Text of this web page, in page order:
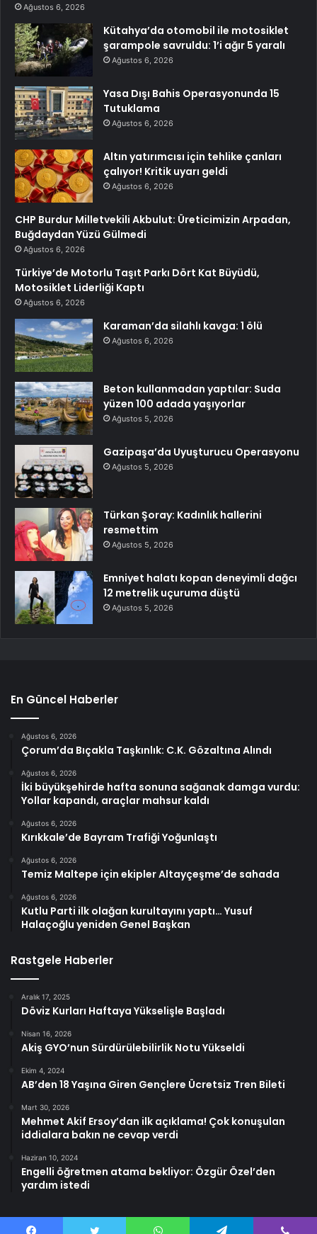
Ağustos 6, 2026
Kütahya’da otomobil ile motosiklet
şarampole savruldu: 1’i ağır 5 yaralı
Ağustos 6, 2026
Yasa Dışı Bahis Operasyonunda 15
Tutuklama
Ağustos 6, 2026
Altın yatırımcısı için tehlike çanları
çalıyor! Kritik uyarı geldi
Ağustos 6, 2026
CHP Burdur Milletvekili Akbulut: Üreticimizin Arpadan,
Buğdaydan Yüzü Gülmedi
Ağustos 6, 2026
Türkiye’de Motorlu Taşıt Parkı Dört Kat Büyüdü,
Motosiklet Liderliği Kaptı
Ağustos 6, 2026
Karaman’da silahlı kavga: 1 ölü
Ağustos 6, 2026
Beton kullanmadan yaptılar: Suda
yüzen 100 adada yaşıyorlar
Ağustos 5, 2026
Gazipaşa’da Uyuşturucu Operasyonu
Ağustos 5, 2026
Türkan Şoray: Kadınlık hallerini
resmettim
Ağustos 5, 2026
Emniyet halatı kopan deneyimli dağcı
12 metrelik uçuruma düştü
Ağustos 5, 2026
En Güncel Haberler
Ağustos 6, 2026
Çorum’da Bıçakla Taşkınlık: C.K. Gözaltına Alındı
Ağustos 6, 2026
İki büyükşehirde hafta sonuna sağanak damga vurdu:
Yollar kapandı, araçlar mahsur kaldı
Ağustos 6, 2026
Kırıkkale’de Bayram Trafiği Yoğunlaştı
Ağustos 6, 2026
Temiz Maltepe için ekipler Altayçeşme’de sahada
Ağustos 6, 2026
Kutlu Parti ilk olağan kurultayını yaptı… Yusuf
Halaçoğlu yeniden Genel Başkan
Rastgele Haberler
Aralık 17, 2025
Döviz Kurları Haftaya Yükselişle Başladı
Nisan 16, 2026
Akiş GYO’nun Sürdürülebilirlik Notu Yükseldi
Ekim 4, 2024
AB’den 18 Yaşına Giren Gençlere Ücretsiz Tren Bileti
Mart 30, 2026
Mehmet Akif Ersoy’dan ilk açıklama! Çok konuşulan
iddialara bakın ne cevap verdi
Haziran 10, 2024
Engelli öğretmen atama bekliyor: Özgür Özel’den
yardım istedi